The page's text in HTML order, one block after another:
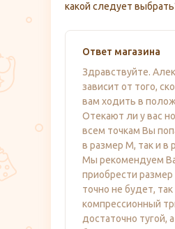
какой следует
Ответ магазина
Здравствуйте.
зависит от того,
вам ходить в
Отекают ли у вас
всем точкам Вы
в размер М, так и в
Мы рекомендуем
приобрести размер
точно не будет, так
компрессионный
достаточно тугой,